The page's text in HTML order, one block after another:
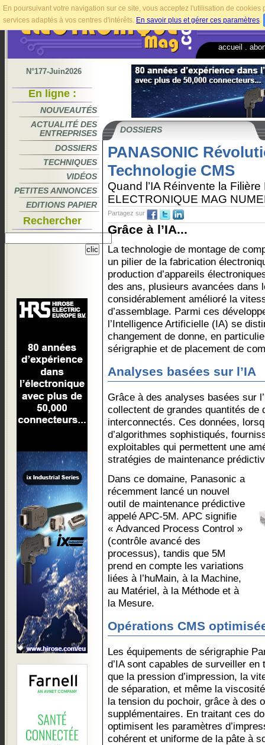
En poursuivant votre navigation sur ce site, vous acceptez l'utilisation de
services adaptés à vos centres d'intérêts. En savoir plus et gérer ces paramètres.
accueil
N°177-Juin2026
En ligne :
NOUVEAUTÉS
ACTUALITÉ DES
ENTREPRISES
DOSSIERS
TECHNIQUES
VIDÉOS
PETITES ANNONCES
EDITIONS PAPIER
Rechercher
DOSSIERS
PANASONIC
Technologie CMS
Quand l’IA Réinvente la
ELECTRONIQUE MAG
Partagez sur
Grâce à l’IA...
La technologie de montage de
un pilier de la fabrication
production d’appareils
des ans, plusieurs avancées dans
considérablement amélioré la
d’assemblage. Parmi ces
l’Intelligence Artificielle (IA) se
changement de donne, en
sérigraphie et de placement de
Analyses basées sur l’IA
Grâce à des analyses basées sur
collectent de grandes quantités de
interconnectés. Ces données,
d’algorithmes sophistiqués,
exploitables qui permettent une
stratégies de maintenance
Dans ce domaine, Panasonic a
récemment lancé un nouvel
outil de maintenance prédictive
appelé APC-5M. APC signifie
« Advanced Process Control »
(contrôle avancé des
processus), tandis que 5M
prend en compte les variations
liées à l’huMain, à la Machine,
au Matériel, à la Méthode et à
la Mesure.
Opérations CMS
Les équipements de sérigraphie
d’IA sont capables de surveiller
que la pression d’impression, la
de séparation, et même la
la tension du pochoir, grâce à des
supplémentaires. En traitant ces
optimisent les paramètres
cohérent et uniforme de la pâte à